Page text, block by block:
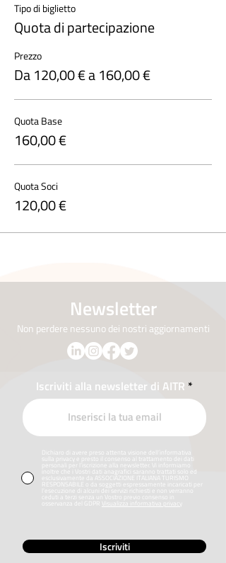
Tipo di biglietto
Quota di partecipazione
Prezzo
Da 120,00 € a 160,00 €
Quota Base
160,00 €
Quota Soci
120,00 €
Newsletter
Non perdere nessuno dei nostri aggiornamenti
Iscriviti alla newsletter di AITR
Dichiaro di avere preso attenta visione dell’informativa
sulla privacy e presto il consenso al trattamento dei dati
personali per l’iscrizione alla newsletter. Vi informiamo
inoltre che i Vostri dati anagrafici saranno trattati solo ed
esclusivamente da ASSOCIAZIONE ITALIANA TURISMO
RESPONSABILE o da soggetti espressamente incaricati per
l’esecuzione di alcuni dei servizi richiesti e non verranno
ceduti a terzi senza un Vostro previo consenso in
osservanza del GDPR Visualizza informativa privacy
Iscriviti